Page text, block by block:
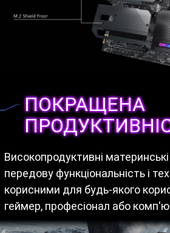
ПОКРАЩЕНА
Високопродуктивні
передову функціональність і
корисними для будь-якого
геймер, професіонал або